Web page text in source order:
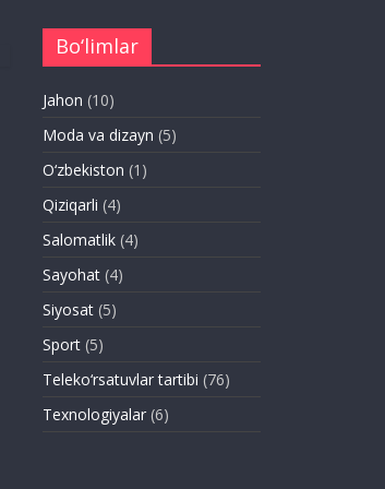
Bo‘limlar
Jahon (10)
Moda va dizayn (5)
O‘zbekiston (1)
Qiziqarli (4)
Salomatlik (4)
Sayohat (4)
Siyosat (5)
Sport (5)
Teleko‘rsatuvlar tartibi (76)
Texnologiyalar (6)